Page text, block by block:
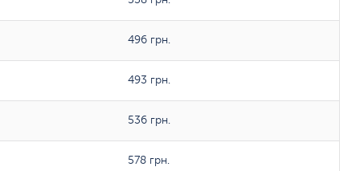
496 грн.
493 грн.
536 грн.
578 грн.